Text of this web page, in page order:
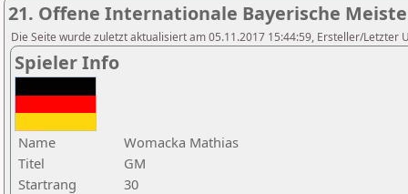
21. Offene Internationale Bayerische
Die Seite wurde zuletzt aktualisiert am 05.11.2017 15:44:59, Ersteller/Letzter
Spieler Info
Name
Womacka Mathias
Titel
GM
Startrang
30